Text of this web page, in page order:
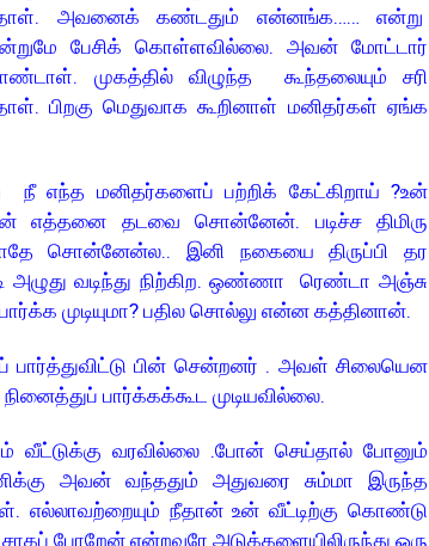
அவனைக் கண்டதும் என்னங்க…… என்று
ஒன்றுமே பேசிக் கொள்ளவில்லை. அவன் மோட்டார்
முகத்தில் விழுந்த கூந்தலையும் சரி
பிறகு மெதுவாக கூறினாள் மனிதர்கள் ஏங்க
எந்த மனிதர்களைப் பற்றிக் கேட்கிறாய் ?உன்
எத்தனை தடவை சொன்னேன். படிச்ச திமிரு
சொன்னேன்ல.. இனி நகையை திருப்பி தர
அழுது வடிந்து நிற்கிற. ஒண்ணா ரெண்டா அஞ்சு
முடியுமா? பதில சொல்லு என்ன கத்தினான்.
பார்த்துவிட்டு பின் சென்றனர் . அவள் சிலையென
பார்க்கக்கூட முடியவில்லை.
வீட்டுக்கு வரவில்லை .போன் செய்தால் போனும்
அவன் வந்ததும் அதுவரை சும்மா இருந்த
எல்லாவற்றையும் நீதான் உன் வீட்டிற்கு கொண்டு
போறேன் என்றவரே அடுக்களையிலிருந்து ஒரு